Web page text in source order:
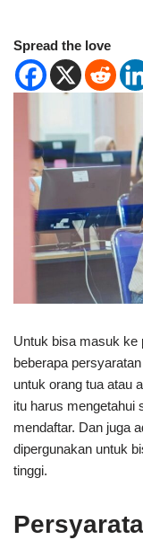
Spread the love
Untuk bisa masuk ke
beberapa
untuk orang tua atau
itu harus mengetahui
mendaftar. Dan juga
dipergunakan untuk
tinggi.